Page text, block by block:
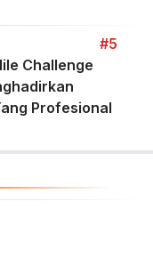
#5
Challenge
Profesional